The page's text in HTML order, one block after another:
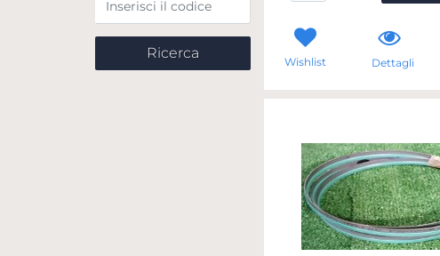
Wishlist Dettagli